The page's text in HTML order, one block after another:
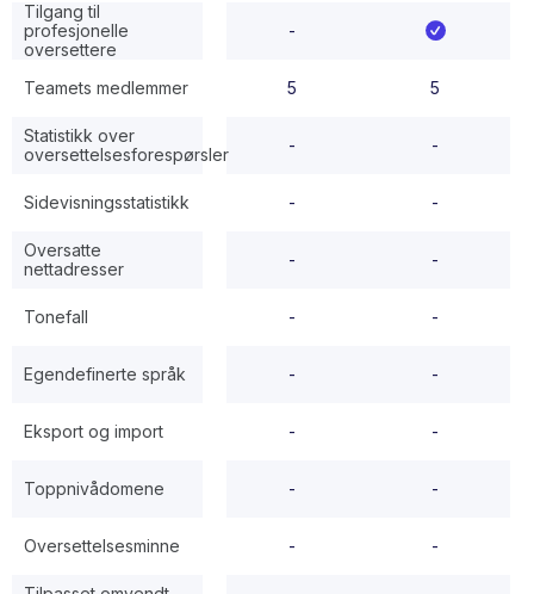
Tilgang til
profesjonelle
oversettere
Teamets medlemmer
Statistikk over
oversettelsesforespørsler
Sidevisningsstatistikk
Oversatte
nettadresser
Tonefall
Egendefinerte språk
Eksport og import
Toppnivådomene
Oversettelsesminne
-
5
-
-
-
-
-
-
-
-
5
-
-
-
-
-
-
-
-